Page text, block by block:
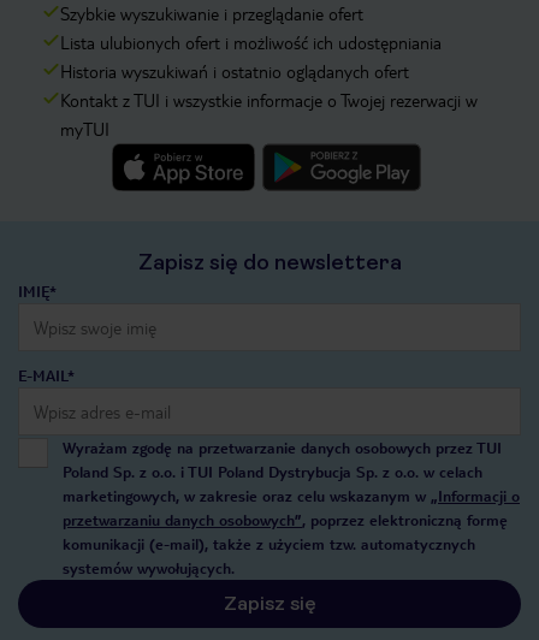
Szybkie wyszukiwanie i przeglądanie ofert
Lista ulubionych ofert i możliwość ich udostępniania
Historia wyszukiwań i ostatnio oglądanych ofert
Kontakt z TUI i wszystkie informacje o Twojej rezerwacji w
myTUI
Zapisz się do newslettera
IMIĘ*
E-MAIL*
Wyrażam zgodę na przetwarzanie danych osobowych przez TUI
Poland Sp. z o.o. i TUI Poland Dystrybucja Sp. z o.o. w celach
marketingowych, w zakresie oraz celu wskazanym w „Informacji o
przetwarzaniu danych osobowych”, poprzez elektroniczną formę
komunikacji (e-mail), także z użyciem tzw. automatycznych
systemów wywołujących.
Zapisz się